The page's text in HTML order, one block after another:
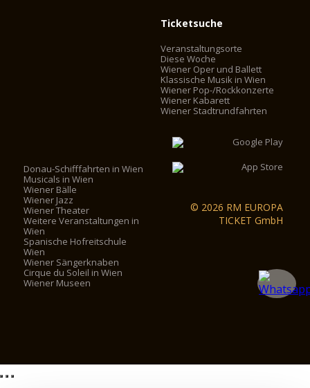
Ticketsuche
Veranstaltungsorte
Diese Woche
Wiener Oper und Ballett
Klassische Musik in Wien
Wiener Pop-/Rockkonzerte
Wiener Kabarett
Wiener Stadtrundfahrten
Donau-Schifffahrten in Wien
Musicals in Wien
Wiener Bälle
Wiener Jazz
Wiener Theater
Weitere Veranstaltungen in
Wien
Spanische Hofreitschule
Wien
Wiener Sängerknaben
Cirque du Soleil in Wien
Wiener Museen
© 2026 RM EUROPA
TICKET GmbH